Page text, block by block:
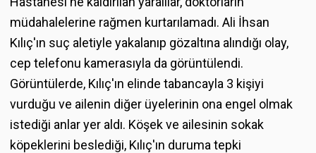
müdahalelerine rağmen kurtarılamadı. Ali İhsan
Kılıç'ın suç aletiyle yakalanıp gözaltına alındığı olay,
cep telefonu kamerasıyla da görüntülendi.
Görüntülerde, Kılıç'ın elinde tabancayla 3 kişiyi
vurduğu ve ailenin diğer üyelerinin ona engel olmak
istediği anlar yer aldı. Köşek ve ailesinin sokak
köpeklerini beslediği, Kılıç'ın duruma tepki